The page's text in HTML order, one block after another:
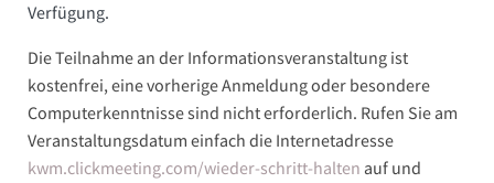
Verfügung.
Die Teilnahme an der Informationsveranstaltung ist
kostenfrei, eine vorherige Anmeldung oder besondere
Computerkenntnisse sind nicht erforderlich. Rufen Sie am
Veranstaltungsdatum einfach die Internetadresse
kwm.clickmeeting.com/wieder-schritt-halten auf und